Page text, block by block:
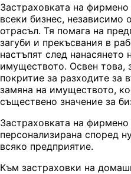
Застраховката на
всеки бизнес, независимо
отрасъл. Тя помага на
загуби и прекъсвания в
настъпят след нанасянето
имуществото. Освен това,
покритие за разходите за
замяна на имуществото,
съществено значение за
Застраховката на
персонализирана според
всяко предприятие.
Към застраховки на